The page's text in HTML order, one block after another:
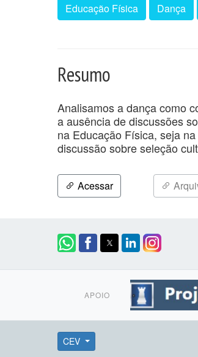
Educação Física Dança
Resumo
Analisamos a dança como
a ausência de discussões
na Educação Física, seja
discussão sobre seleção
Acessar
APOIO
CEV